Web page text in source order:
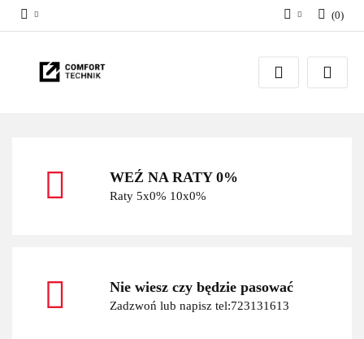
Zaloguj się
Zarejestruj się
(0)
WEŹ NA RATY 0%
Raty 5x0% 10x0%
Nie wiesz czy będzie pasować
Zadzwoń lub napisz tel:723131613